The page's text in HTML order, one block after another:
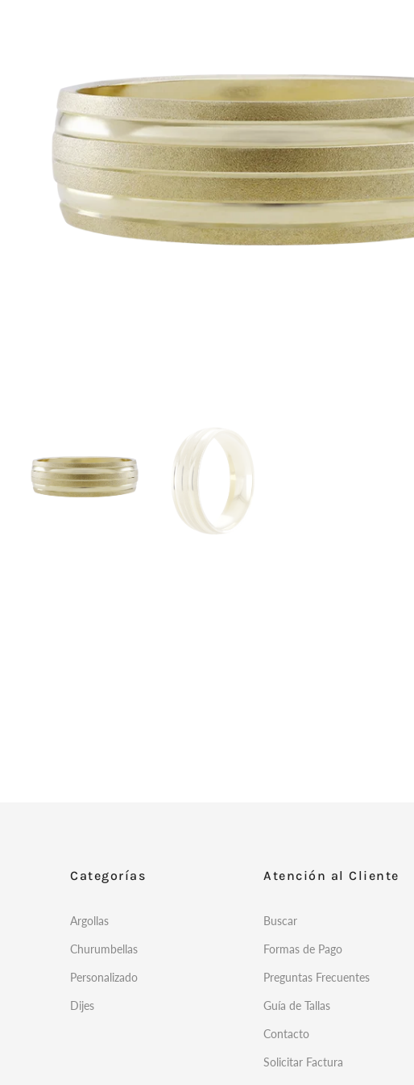
Categorías
Argollas
Churumbellas
Personalizado
Dijes
Atención al Cliente
Buscar
Formas de Pago
Preguntas Frecuentes
Guía de Tallas
Contacto
Solicitar Factura